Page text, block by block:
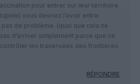
pour entrer sur leur territoire
vous devriez l’avoir entre
de problème. (quoi que cela ne
d’arriver simplement parce que ce
les traversées des frontières
RÉPONDRE